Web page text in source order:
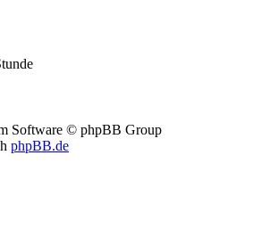
Software © phpBB Group
phpBB.de